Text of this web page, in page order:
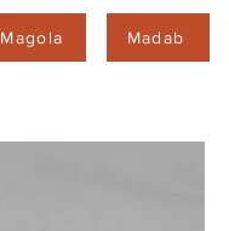
Magola Madab